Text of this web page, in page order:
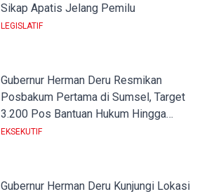
Sikap Apatis Jelang Pemilu
LEGISLATIF
Gubernur Herman Deru Resmikan
Posbakum Pertama di Sumsel, Target
3.200 Pos Bantuan Hukum Hingga
Akhir 2025
EKSEKUTIF
Gubernur Herman Deru Kunjungi Lokasi